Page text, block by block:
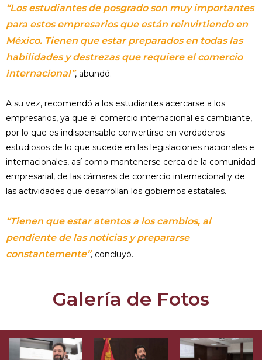
“Los estudiantes de posgrado son muy importantes
para estos empresarios que están reinvirtiendo en
México. Tienen que estar preparados en todas las
habilidades y destrezas que requiere el comercio
internacional”, abundó.
A su vez, recomendó a los estudiantes acercarse a los
empresarios, ya que el comercio internacional es cambiante,
por lo que es indispensable convertirse en verdaderos
estudiosos de lo que sucede en las legislaciones nacionales e
internacionales, así como mantenerse cerca de la comunidad
empresarial, de las cámaras de comercio internacional y de
las actividades que desarrollan los gobiernos estatales.
“Tienen que estar atentos a los cambios, al
pendiente de las noticias y prepararse
constantemente”, concluyó.
Galería de Fotos